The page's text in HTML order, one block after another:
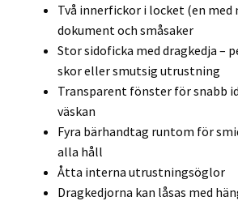
Två innerfickor i locket (en med
dokument och småsaker
Stor sidoficka med dragkedja –
skor eller smutsig utrustning
Transparent fönster för snabb
väskan
Fyra bärhandtag runtom för
alla håll
Åtta interna utrustningsöglor
Dragkedjorna kan låsas med